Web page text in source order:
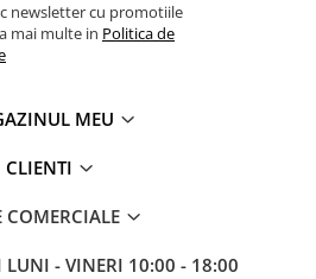
newsletter cu promotiile
mai multe in Politica de
MEU
CLIENTI
COMERCIALE
LUNI - VINERI 10:00 - 18:00